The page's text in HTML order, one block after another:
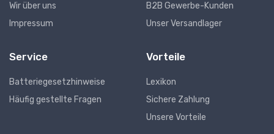
Wir über uns
Impressum
B2B Gewerbe-Kunden
Unser Versandlager
Service
Batteriegesetzhinweise
Häufig gestellte Fragen
Vorteile
Lexikon
Sichere Zahlung
Unsere Vorteile